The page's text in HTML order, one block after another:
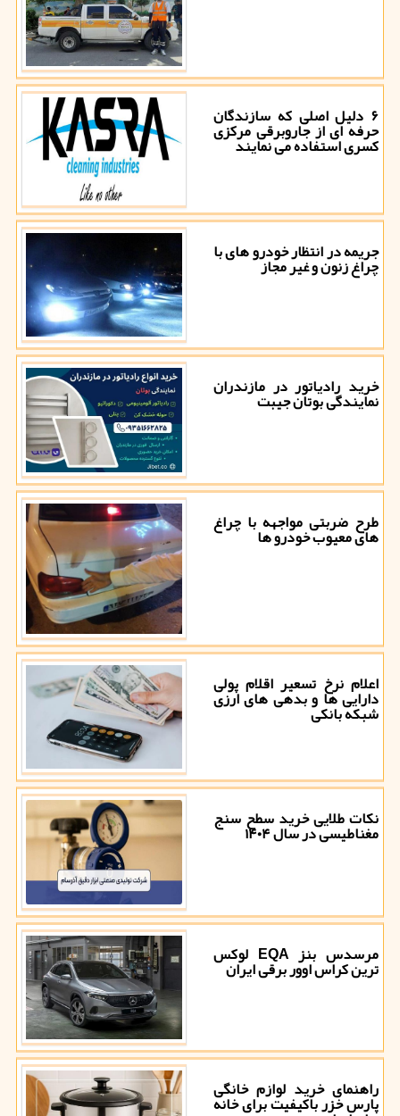
۶ دلیل اصلی که سازندگان
حرفه ای از جاروبرقی مرکزی
کسری استفاده می نمایند
جریمه در انتظار خودرو های با
چراغ زنون و غیر مجاز
خرید رادیاتور در مازندران
نمایندگی بوتان جیبت
طرح ضربتی مواجهه با چراغ
های معیوب خودرو ها
اعلام نرخ تسعیر اقلام پولی
دارایی ها و بدهی های ارزی
شبکه بانکی
نکات طلایی خرید سطح سنج
مغناطیسی در سال ۱۴۰۴
مرسدس بنز EQA لوکس
ترین کراس اوور برقی ایران
راهنمای خرید لوازم خانگی
پارس خزر باکیفیت برای خانه